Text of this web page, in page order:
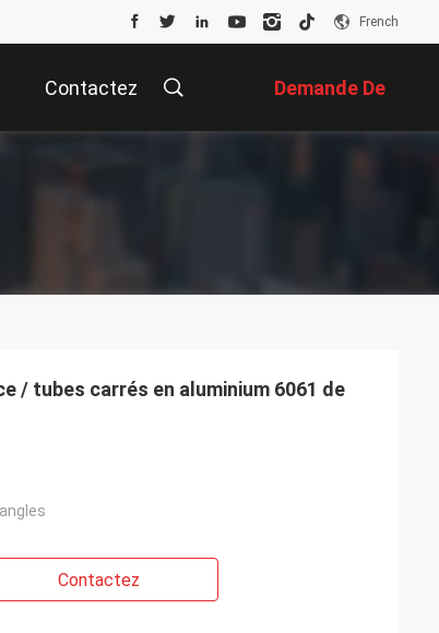
French
Contactez Demande De
Soumission
/ tubes carrés en aluminium 6061 de
Contactez